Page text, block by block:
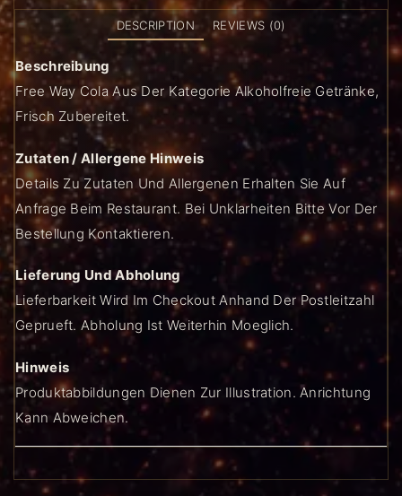
DESCRIPTION REVIEWS (0)
Beschreibung
Free Way Cola Aus Der Kategorie Alkoholfreie Getränke,
Frisch Zubereitet.
Zutaten / Allergene Hinweis
Details Zu Zutaten Und Allergenen Erhalten Sie Auf
Anfrage Beim Restaurant. Bei Unklarheiten Bitte Vor Der
Bestellung Kontaktieren.
Lieferung Und Abholung
Lieferbarkeit Wird Im Checkout Anhand Der Postleitzahl
Geprueft. Abholung Ist Weiterhin Moeglich.
Hinweis
Produktabbildungen Dienen Zur Illustration. Anrichtung
Kann Abweichen.